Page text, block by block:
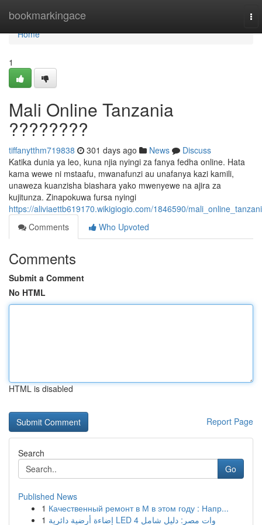
bookmarkingace
Home
Home
1
Mali Online Tanzania
????????
tiffanytthm719838 301 days ago News
Discuss
Katika dunia ya leo, kuna njia nyingi za fanya fedha online. Hata
kama wewe ni mstaafu, mwanafunzi au unafanya kazi kamili,
unaweza kuanzisha biashara yako mwenyewe na ajira za
kujitunza. Zinapokuwa fursa nyingi
https://aliviaettb619170.wikigiogio.com/1846590/
Comments
Who Upvoted
Comments
Submit a Comment
No HTML
HTML is disabled
Report Page
Search
Go
Published News
1 Качественный ремонт в М в этом году : Напр...
1
إضاءة أرضية دائرية LED 4 وات مصر: دليل شامل